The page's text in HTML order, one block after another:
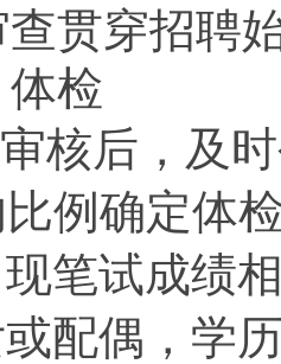
贯穿招聘
体检
核后，及
例确定体
笔试成绩
配偶，学